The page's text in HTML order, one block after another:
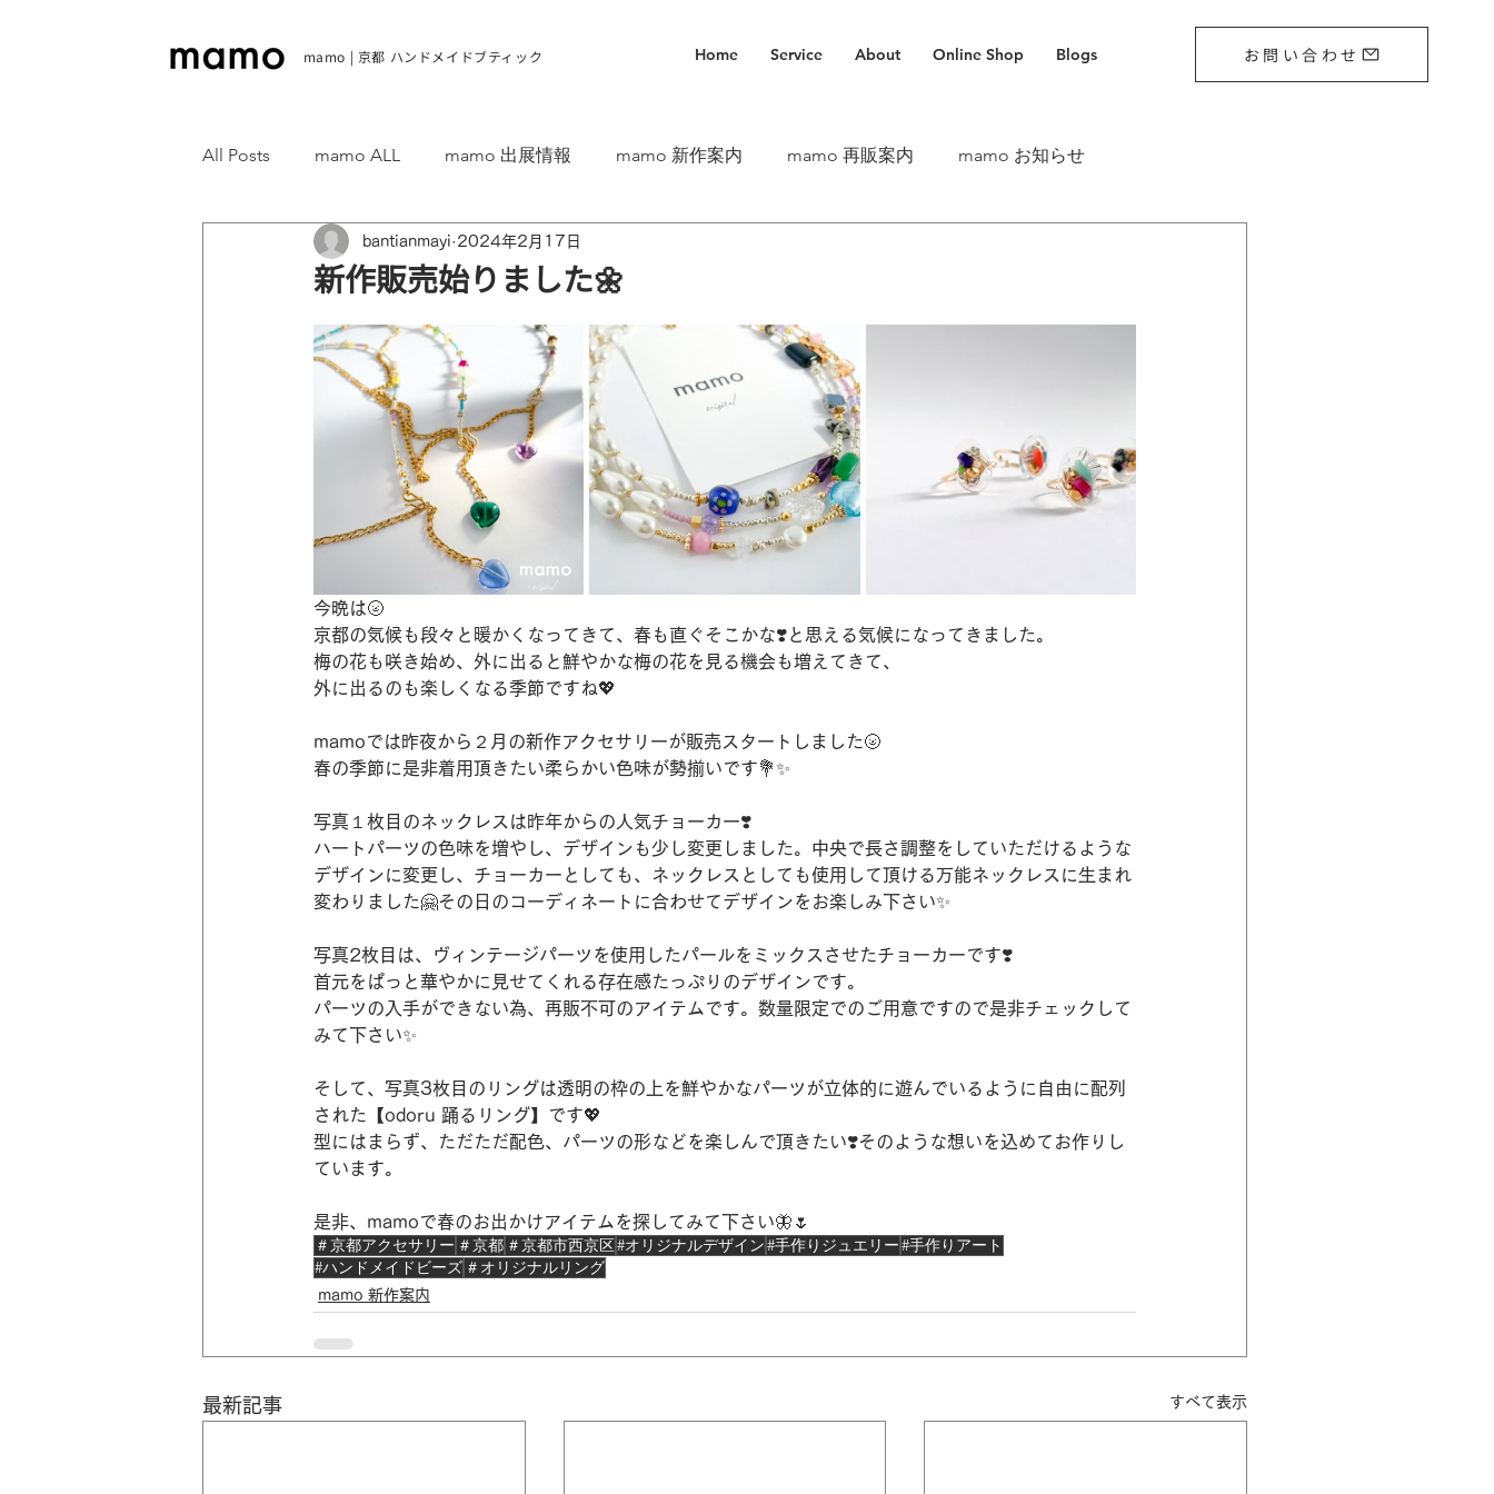
mamo | 京都 ハンドメイドブティック Home Service About Online Shop Blogs お問い合わせ
All Posts mamo ALL mamo 出展情報 mamo 新作案内 mamo 再販案内 mamo お知らせ
新作販売始りました🌼
bantianmayi 2024年2月17日
今晩は🌝
京都の気候も段々と暖かくなってきて、春も直ぐそこかな❣️と思える気候になってきました。
梅の花も咲き始め、外に出ると鮮やかな梅の花を見る機会も増えてきて、
外に出るのも楽しくなる季節ですね💖
mamoでは昨夜から２月の新作アクセサリーが販売スタートしました🌝
春の季節に是非着用頂きたい柔らかい色味が勢揃いです💐✨
写真１枚目のネックレスは昨年からの人気チョーカー❣️
ハートパーツの色味を増やし、デザインも少し変更しました。中央で長さ調整をしていただけるような
デザインに変更し、チョーカーとしても、ネックレスとしても使用して頂ける万能ネックレスに生まれ
変わりました🤗その日のコーディネートに合わせてデザインをお楽しみ下さい✨
写真2枚目は、ヴィンテージパーツを使用したパールをミックスさせたチョーカーです❣️
首元をぱっと華やかに見せてくれる存在感たっぷりのデザインです。
パーツの入手ができない為、再販不可のアイテムです。数量限定でのご用意ですので是非チェックして
みて下さい✨
そして、写真3枚目のリングは透明の枠の上を鮮やかなパーツが立体的に遊んでいるように自由に配列
された【odoru 踊るリング】です💖
型にはまらず、ただただ配色、パーツの形などを楽しんで頂きたい❣️そのような想いを込めてお作りし
ています。
是非、mamoで春のお出かけアイテムを探してみて下さい🦋🌷
＃京都アクセサリー ＃京都 ＃京都市西京区#オリジナルデザイン#手作りジュエリー#手作りアート
#ハンドメイドビーズ ＃オリジナルリング
mamo 新作案内
最新記事 すべて表示